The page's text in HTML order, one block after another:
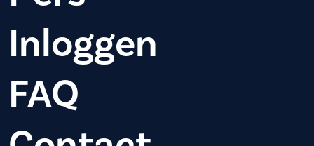
Inloggen
FAQ